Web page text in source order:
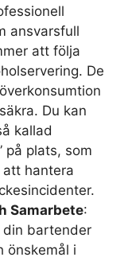
ansvarsfull
att följa
De
Du kan
kallad
på plats, som
hantera
Samarbete:
din bartender
önskemål i